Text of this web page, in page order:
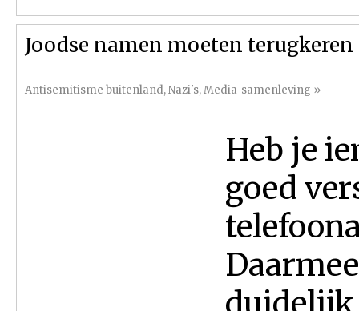
Joodse namen moeten
Antisemitisme buitenland,Nazi's,Media_samenleving »
Heb je
goed
duidelijk